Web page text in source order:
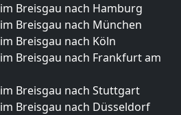
Breisgau nach Hamburg
Breisgau nach München
Breisgau nach Köln
Breisgau nach Frankfurt am
Breisgau nach Stuttgart
Breisgau nach Düsseldorf